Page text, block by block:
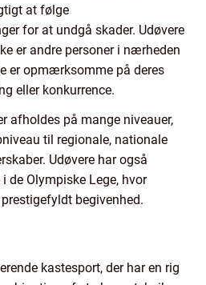
at følge
for at undgå skader. Udøvere
er andre personer i nærheden
er opmærksomme på deres
eller konkurrence.
afholdes på mange niveauer,
til regionale, nationale
Udøvere har også
de Olympiske Lege, hvor
begivenhed.
kastesport, der har en rig